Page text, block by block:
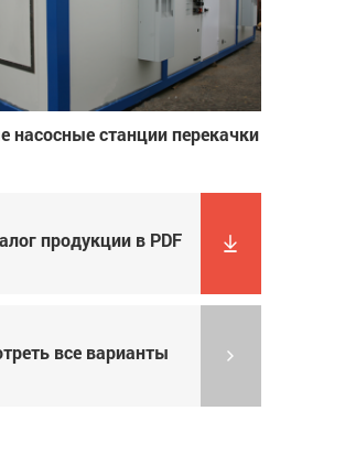
насосные станции перекачки
продукции в PDF
все варианты